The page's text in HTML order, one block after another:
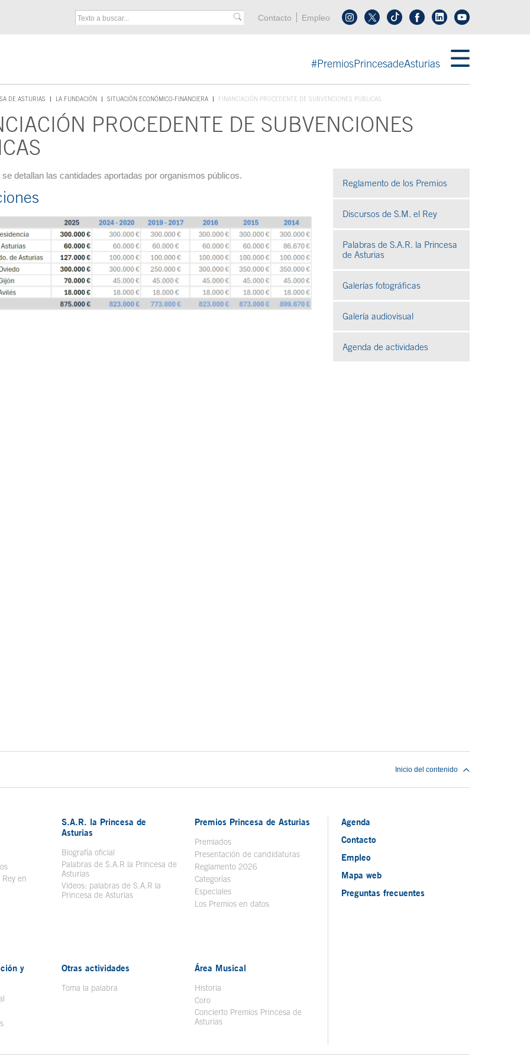
Menú cabecera
Contacto Empleo Síguenos en tiktokSíguenos en linkedin
#PremiosPrincesadeAsturias
DE ASTURIAS LA FUNDACIÓN SITUACIÓN ECONÓMICO-FINANCIERA FINANCIACIÓN PROCEDENTE DE SUBVENCIONES PÚBLICAS
PROCEDENTE DE SUBVENCIONES
detallan las cantidades aportadas por organismos públicos.
Reglamento de los Premios
Discursos de S.M. el Rey
Palabras de S.A.R. la Princesa
de Asturias
Galerías fotográficas
Galería audiovisualSe abre en ventana nueva
Agenda de actividades
Inicio del contenido
Se abre en ventana nueva
en
nueva
S.A.R. la Princesa de
Asturias
Biografía oficial Se abre en ventana nueva
Palabras de S.A.R la Princesa de
Asturias
Videos: palabras de S.A.R la
Princesa de Asturias
Premios Princesa de Asturias
Premiados
Presentación de candidaturas
Reglamento 2026
Categorías
Especiales
Los Premios en datos
y
Otras actividades
Toma la palabra
Área Musical
Historia
Coro
Concierto Premios Princesa de
Asturias
Agenda
Contacto
Empleo
Mapa web
Preguntas frecuentes